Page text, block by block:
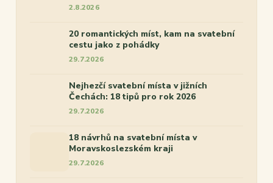
2.8.2026
20 romantických míst, kam na svatební
cestu jako z pohádky
29.7.2026
Nejhezčí svatební místa v jižních
Čechách: 18 tipů pro rok 2026
29.7.2026
18 návrhů na svatební místa v
Moravskoslezském kraji
29.7.2026